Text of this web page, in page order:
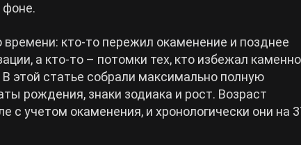
кто-то пережил окаменение и позднее
а кто-то – потомки тех, кто избежал
этой статье собрали максимально полную
рождения, знаки зодиака и рост. Возраст
с учетом окаменения, и хронологически они на